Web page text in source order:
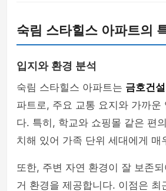
숙림 스타힐스 아파트의
입지와 환경 분석
숙림 스타힐스 아파트는 금호건설
파트로, 주요 교통 요지와 가까운
다. 특히, 학교와 쇼핑몰 같은 편
치해 있어 가족 단위 세대에게 매
또한, 주변 자연 환경이 잘 보존
거 환경을 제공합니다. 이점은 최